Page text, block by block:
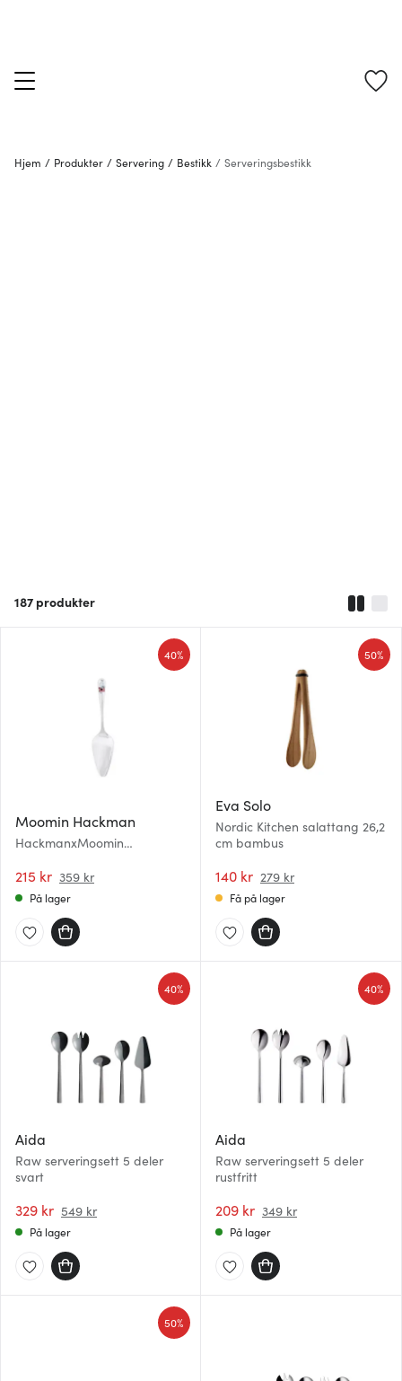
Hjem / Produkter / Servering / Bestikk / Serveringsbestikk
187 produkter
Moomin Hackman
HackmanxMoomin
215 kr 359 kr
40%
På lager
Eva Solo
Nordic Kitchen salattang 26,2
cm bambus
140 kr 279 kr
50%
Få på lager
Aida
Raw serveringsett 5 deler
svart
329 kr 549 kr
40%
På lager
Aida
Raw serveringsett 5 deler
rustfritt
209 kr 349 kr
40%
På lager
50%